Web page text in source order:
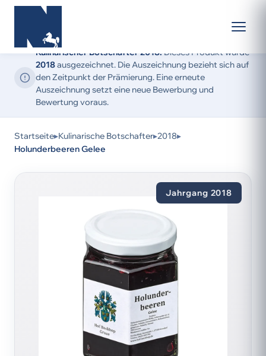
Kulinarischer Botschafter 2018:Dieses Produkt wurde
2018ausgezeichnet. Die Auszeichnung bezieht sich auf
den Zeitpunkt der Prämierung. Eine erneute
Auszeichnung setzt eine neue Bewerbung und
Bewertung voraus.
Startseite▸Kulinarische Botschafter▸2018▸
Holunderbeeren Gelee
Jahrgang 2018